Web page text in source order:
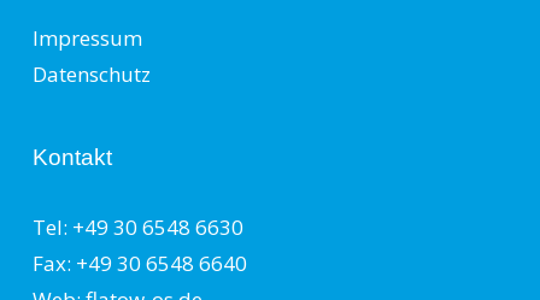
Impressum
Datenschutz
Kontakt
Tel: +49 30 6548 6630
Fax: +49 30 6548 6640